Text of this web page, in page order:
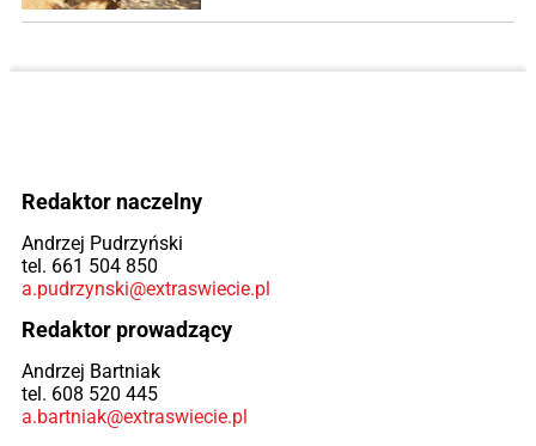
Redaktor naczelny
Andrzej Pudrzyński
tel. 661 504 850
a.pudrzynski@extraswiecie.pl
Redaktor prowadzący
Andrzej Bartniak
tel. 608 520 445
a.bartniak@extraswiecie.pl